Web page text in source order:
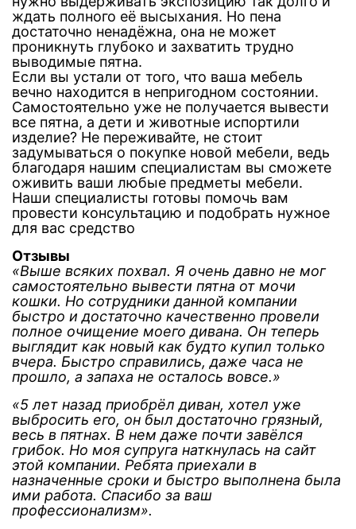
ждать полного её высыхания. Но пена
достаточно ненадёжна, она не может
проникнуть глубоко и захватить трудно
выводимые пятна.
Если вы устали от того, что ваша мебель
вечно находится в непригодном состоянии.
Самостоятельно уже не получается вывести
все пятна, а дети и животные испортили
изделие? Не переживайте, не стоит
задумываться о покупке новой мебели, ведь
благодаря нашим специалистам вы сможете
оживить ваши любые предметы мебели.
Наши специалисты готовы помочь вам
провести консультацию и подобрать нужное
для вас средство
Отзывы
«Выше всяких похвал. Я очень давно не мог
самостоятельно вывести пятна от мочи
кошки. Но сотрудники данной компании
быстро и достаточно качественно провели
полное очищение моего дивана. Он теперь
выглядит как новый как будто купил только
вчера. Быстро справились, даже часа не
прошло, а запаха не осталось вовсе.»
«5 лет назад приобрёл диван, хотел уже
выбросить его, он был достаточно грязный,
весь в пятнах. В нем даже почти завёлся
грибок. Но моя супруга наткнулась на сайт
этой компании. Ребята приехали в
назначенные сроки и быстро выполнена была
ими работа. Спасибо за ваш
профессионализм».